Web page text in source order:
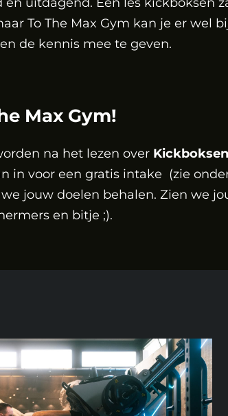
To The Max Gym kan je er wel
de kennis mee te geven.
Max Gym!
na het lezen over
in voor een gratis intake (zie
jouw doelen behalen. Zien we
en bitje ;).